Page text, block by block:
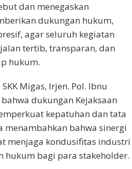
dan menegaskan
dukungan hukum,
agar seluruh kegiatan
tertib, transparan, dan
hukum.
Migas, Irjen. Pol. Ibnu
dukungan Kejaksaan
kepatuhan dan tata
menambahkan bahwa sinergi
menjaga kondusifitas industri
hukum bagi para stakeholder.